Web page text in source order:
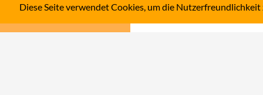
Diese Seite verwendet Cookies, um die